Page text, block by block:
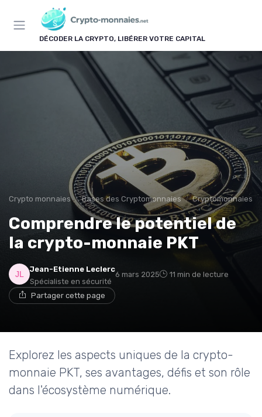
DÉCODER LA CRYPTO, LIBÉRER VOTRE CAPITAL
Crypto monnaies Bases des Cryptomonnaies Cryptomonnaies
Comprendre le potentiel de
la crypto-monnaie PKT
Jean-Etienne Leclerc
Spécialiste en sécurité
6 mars 2025 11 min de lecture
Partager cette page
Explorez les aspects uniques de la crypto-
monnaie PKT, ses avantages, défis et son rôle
dans l'écosystème numérique.
Panneau de gestion des cookies